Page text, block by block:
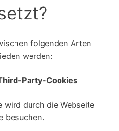
folgenden Arten
werden:
Party-Cookies
wird durch die Webseite
besuchen.